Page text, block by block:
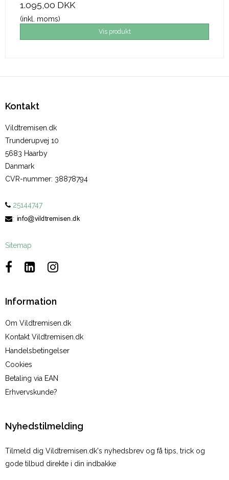
1.095,00 DKK
(inkl. moms)
Vis produkt
Kontakt
Vildtremisen.dk
Trunderupvej 10
5683 Haarby
Danmark
CVR-nummer: 38878794
25144747
:
Sitemap
Information
Om Vildtremisen.dk
Kontakt Vildtremisen.dk
Handelsbetingelser
Cookies
Betaling via EAN
Erhvervskunde?
Nyhedstilmelding
Tilmeld dig Vildtremisen.dk's nyhedsbrev og få tips, trick og
gode tilbud direkte i din indbakke